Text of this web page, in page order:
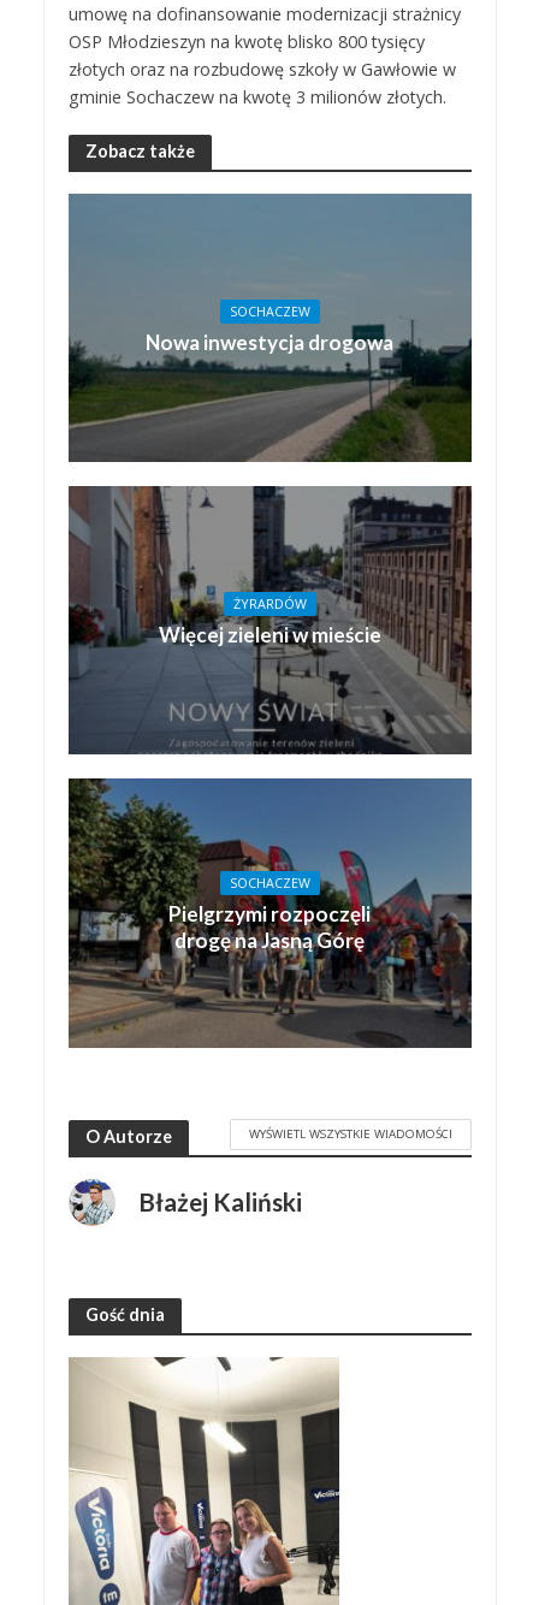
umowę na dofinansowanie modernizacji strażnicy
OSP Młodzieszyn na kwotę blisko 800 tysięcy
złotych oraz na rozbudowę szkoły w Gawłowie w
gminie Sochaczew na kwotę 3 milionów złotych.
Zobacz także
SOCHACZEW
Nowa inwestycja drogowa
ŻYRARDÓW
Więcej zieleni w mieście
SOCHACZEW
Pielgrzymi rozpoczęli
drogę na Jasną Górę
O Autorze WYŚWIETL WSZYSTKIE WIADOMOŚCI
Błażej Kaliński
Gość dnia